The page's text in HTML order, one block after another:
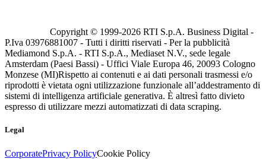
Copyright © 1999-2026 RTI S.p.A. Business Digital -
P.Iva 03976881007 - Tutti i diritti riservati - Per la pubblicità
Mediamond S.p.A. - RTI S.p.A., Mediaset N.V., sede legale
Amsterdam (Paesi Bassi) - Uffici Viale Europa 46, 20093 Cologno
Monzese (MI)Rispetto ai contenuti e ai dati personali trasmessi e/o
riprodotti è vietata ogni utilizzazione funzionale all’addestramento di
sistemi di intelligenza artificiale generativa. È altresì fatto divieto
espresso di utilizzare mezzi automatizzati di data scraping.
Legal
CorporatePrivacy PolicyCookie Policy